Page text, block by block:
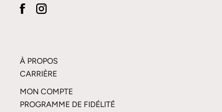
À PROPOS
CARRIÈRE
MON COMPTE
PROGRAMME DE FIDÉLITÉ